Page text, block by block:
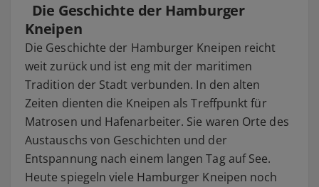
Die Geschichte der Hamburger
Kneipen
Die Geschichte der Hamburger Kneipen reicht
weit zurück und ist eng mit der maritimen
Tradition der Stadt verbunden. In den alten
Zeiten dienten die Kneipen als Treffpunkt für
Matrosen und Hafenarbeiter. Sie waren Orte des
Austauschs von Geschichten und der
Entspannung nach einem langen Tag auf See.
Heute spiegeln viele Hamburger Kneipen noch